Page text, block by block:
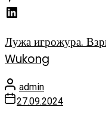
Лужа игрожура.
Wukong
admin
27.09.2024